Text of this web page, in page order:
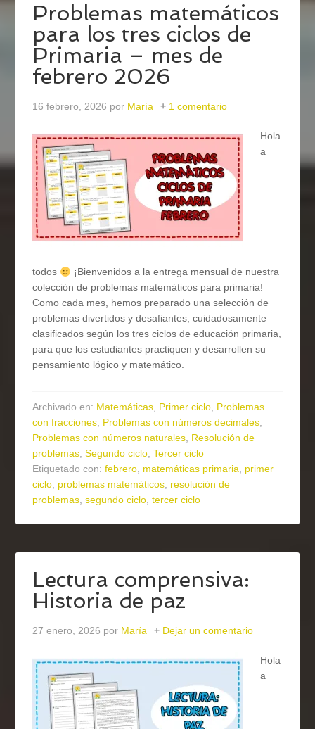
Problemas matemáticos
para los tres ciclos de
Primaria – mes de
febrero 2026
16 febrero, 2026 por María 1 comentario
Hola
a
todos
¡Bienvenidos a la entrega mensual de nuestra
colección de problemas matemáticos para primaria!
Como cada mes, hemos preparado una selección de
problemas divertidos y desafiantes, cuidadosamente
clasificados según los tres ciclos de educación primaria,
para que los estudiantes practiquen y desarrollen su
pensamiento lógico y matemático.
Archivado en: Matemáticas, Primer ciclo, Problemas
con fracciones, Problemas con números decimales,
Problemas con números naturales, Resolución de
problemas,Segundo ciclo,Tercer ciclo
Etiquetado con:febrero, matemáticas primaria, primer
ciclo, problemas matemáticos, resolución de
problemas,segundo ciclo,tercer ciclo
Lectura comprensiva:
Historia de paz
27 enero, 2026 por María Dejar un comentario
Hola
a